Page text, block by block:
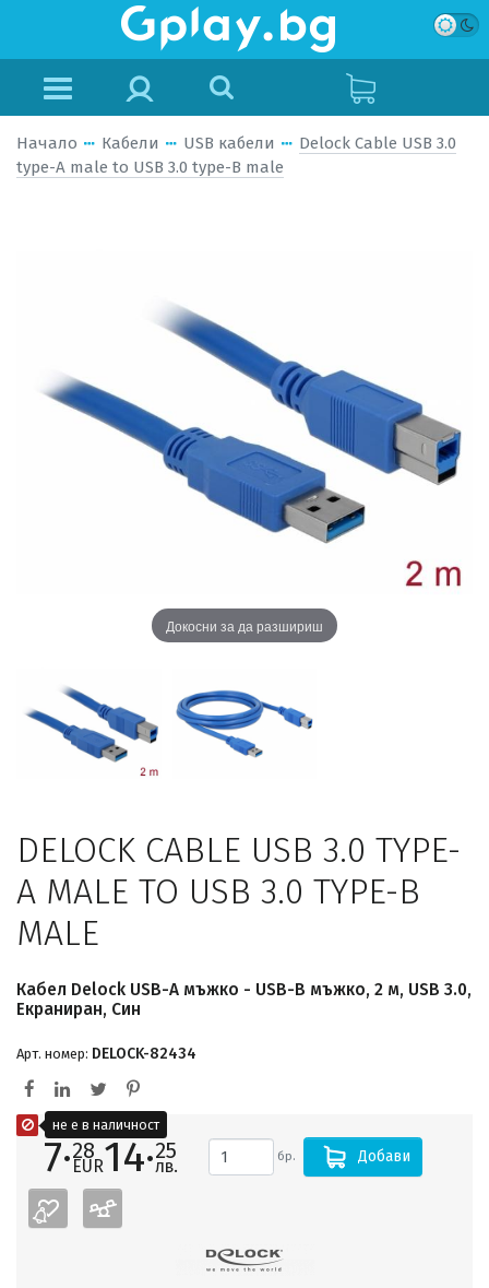
Начало Кабели USB кабели
Delock Cable USB 3.0
type-A male to USB 3.0 type-B male
Докосни за да разшириш
DELOCK CABLE USB 3.0 TYPE-
A MALE TO USB 3.0 TYPE-B
MALE
Кабел Delock USB-A мъжко - USB-B мъжко, 2 м, USB 3.0,
Екраниран, Син
Арт. номер: DELOCK-82434
7·28
EUR14·25
лв. бр. Добави
не е в наличност